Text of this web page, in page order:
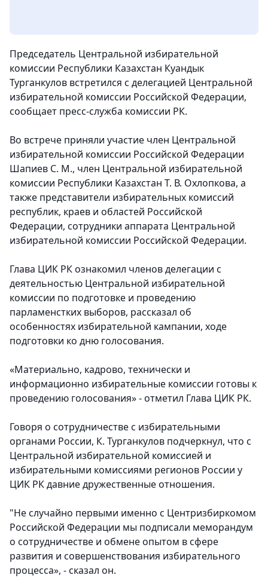
Председатель Центральной избирательной
комиссии Республики Казахстан Куандык
Турганкулов встретился с делегацией Центральной
избирательной комиссии Российской Федерации,
сообщает пресс-служба комиссии РК.
Во встрече приняли участие член Центральной
избирательной комиссии Российской Федерации
Шапиев С. М., член Центральной избирательной
комиссии Республики Казахстан Т. В. Охлопкова, а
также представители избирательных комиссий
республик, краев и областей Российской
Федерации, сотрудники аппарата Центральной
избирательной комиссии Российской Федерации.
Глава ЦИК РК ознакомил членов делегации с
деятельностью Центральной избирательной
комиссии по подготовке и проведению
парламенстких выборов, рассказал об
особенностях избирательной кампании, ходе
подготовки ко дню голосования.
«Материально, кадрово, технически и
информационно избирательные комиссии готовы к
проведению голосования» - отметил Глава ЦИК РК.
Говоря о сотрудничестве с избирательными
органами России, К. Турганкулов подчеркнул, что с
Центральной избирательной комиссией и
избирательными комиссиями регионов России у
ЦИК РК давние дружественные отношения.
"Не случайно первыми именно с Центризбиркомом
Российской Федерации мы подписали меморандум
о сотрудничестве и обмене опытом в сфере
развития и совершенствования избирательного
процесса», - сказал он.